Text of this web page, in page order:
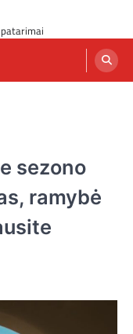
sezono
ramybė